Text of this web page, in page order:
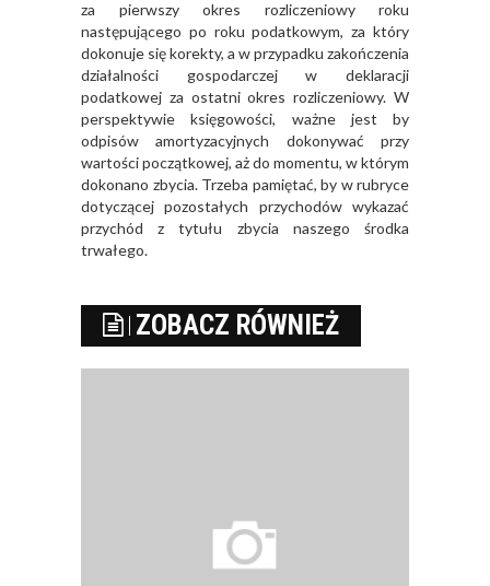
za pierwszy okres rozliczeniowy roku
następującego po roku podatkowym, za który
dokonuje się korekty, a w przypadku zakończenia
działalności gospodarczej w deklaracji
podatkowej za ostatni okres rozliczeniowy. W
perspektywie księgowości, ważne jest by
odpisów amortyzacyjnych dokonywać przy
wartości początkowej, aż do momentu, w którym
dokonano zbycia. Trzeba pamiętać, by w rubryce
dotyczącej pozostałych przychodów wykazać
przychód z tytułu zbycia naszego środka
trwałego.
ZOBACZ RÓWNIEŻ